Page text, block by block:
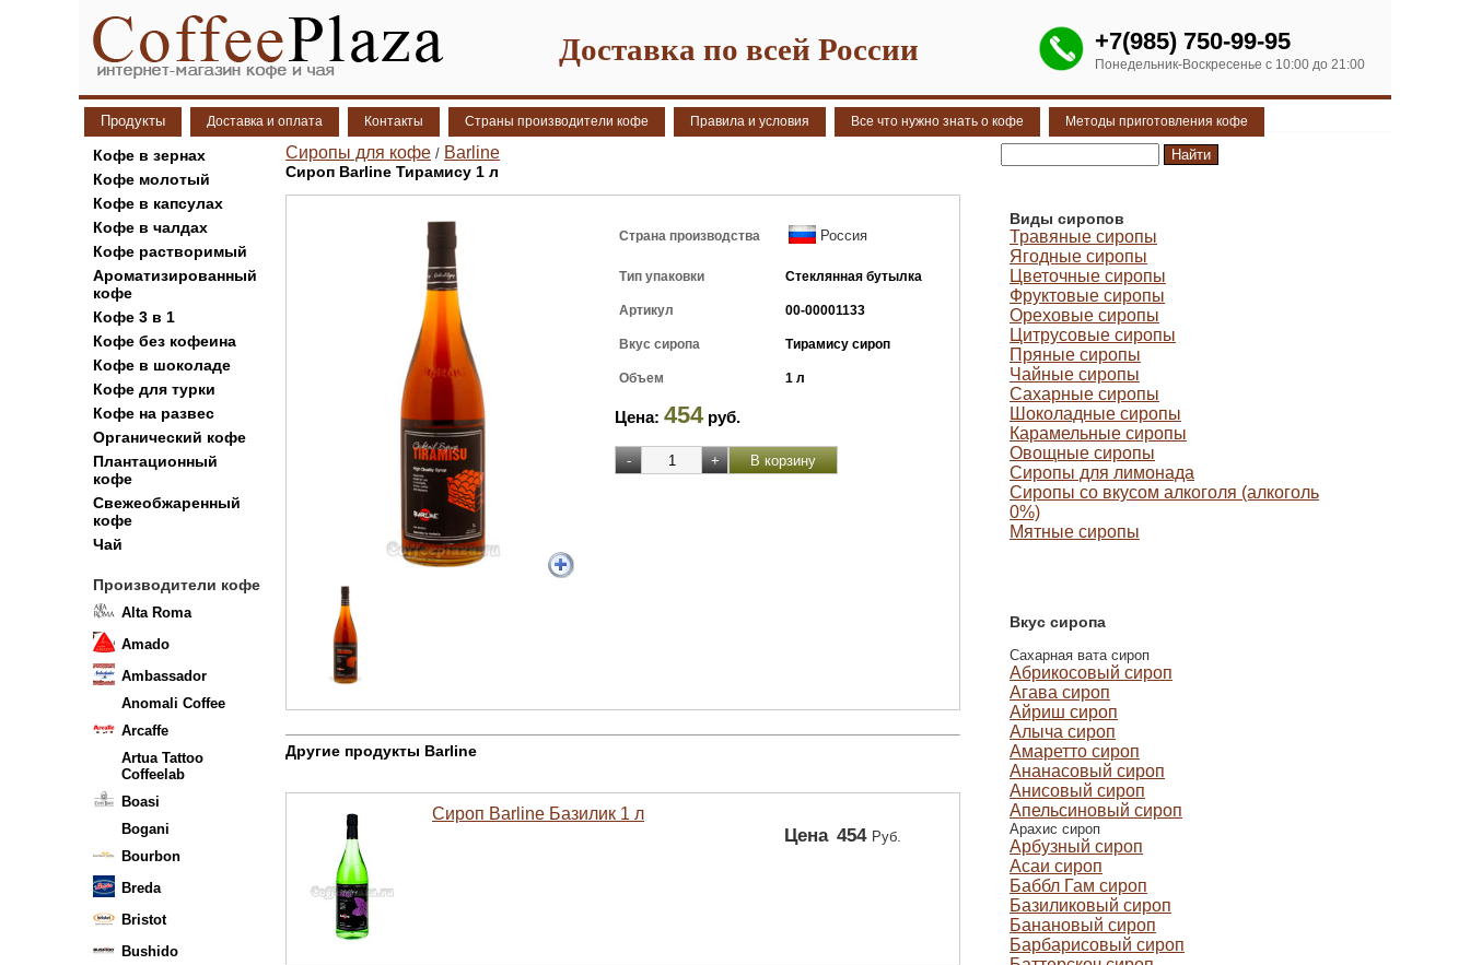
Доставка по всей России +7(985) 750-99-95
Понедельник-Воскресенье с 10:00 до 21:00
Продукты Доставка и оплата Контакты Страны производители кофе Правила и условия Все что нужно знать о кофе Методы приготовления кофе
Кофе в зернах
Кофе молотый
Кофе в капсулах
Кофе в чалдах
Кофе растворимый
Ароматизированный
кофе
Кофе 3 в 1
Кофе без кофеина
Кофе в шоколаде
Кофе для турки
Кофе на развес
Органический кофе
Плантационный
кофе
Свежеобжаренный
кофе
Чай
Производители кофе
Alta Roma
Amado
Ambassador
Anomali Coffee
Arcaffe
Artua Tattoo
Coffeelab
Boasi
Bogani
Bourbon
Breda
Bristot
Bushido
Сиропы для кофе / Barline
Сироп Barline Тирамису 1 л
Страна производства Россия
Тип упаковки Стеклянная бутылка
Артикул 00-00001133
Вкус сиропа Тирамису сироп
Объем 1 л
Цена: 454 руб.
Другие продукты Barline
Сироп Barline Базилик 1 л
Цена 454 Руб.
Виды сиропов
Травяные сиропы
Ягодные сиропы
Цветочные сиропы
Фруктовые сиропы
Ореховые сиропы
Цитрусовые сиропы
Пряные сиропы
Чайные сиропы
Сахарные сиропы
Шоколадные сиропы
Карамельные сиропы
Овощные сиропы
Сиропы для лимонада
Сиропы со вкусом алкоголя (алкоголь
0%)
Мятные сиропы
Вкус сиропа
Сахарная вата сироп
Абрикосовый сироп
Агава сироп
Айриш сироп
Алыча сироп
Амаретто сироп
Ананасовый сироп
Анисовый сироп
Апельсиновый сироп
Арахис сироп
Арбузный сироп
Асаи сироп
Баббл Гам сироп
Базиликовый сироп
Банановый сироп
Барбарисовый сироп